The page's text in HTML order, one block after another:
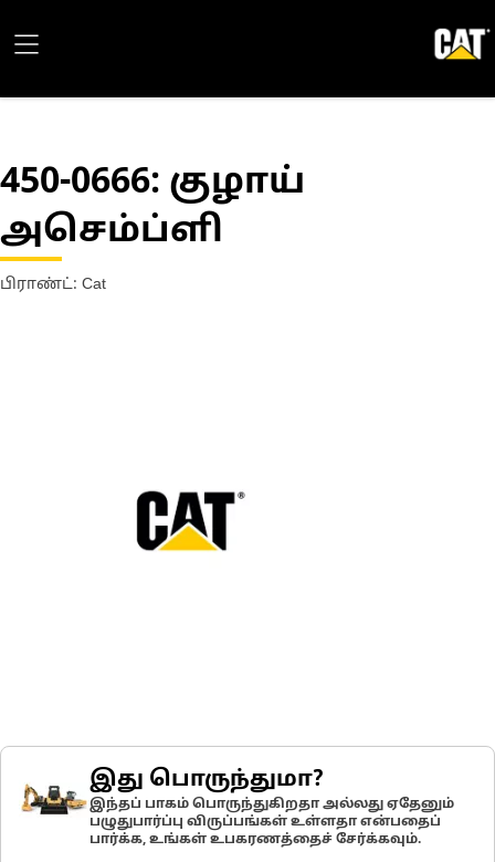
450-0666: குழாய்
அசெம்ப்ளி
பிராண்ட்: Cat
இது பொருந்துமா?
இந்தப் பாகம் பொருந்துகிறதா அல்லது ஏதேனும்
பழுதுபார்ப்பு விருப்பங்கள் உள்ளதா என்பதைப்
பார்க்க, உங்கள் உபகரணத்தைச் சேர்க்கவும்.